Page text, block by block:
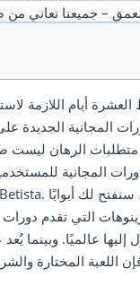
– جميعنا نعاني من
أيام اللازمة
متطلبات الرهان ليست
المجانية
عالميًا. وبينما